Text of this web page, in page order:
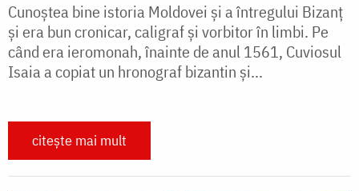
Cunoștea bine istoria Moldovei și a întregului Bizanț
și era bun cronicar, caligraf și vorbitor în limbi. Pe
când era ieromonah, înainte de anul 1561, Cuviosul
Isaia a copiat un hronograf bizantin și...
citește mai mult